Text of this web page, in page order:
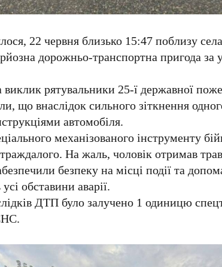
22 червня близько 15:47 поблизу
дорожньо-транспортна пригода за
виклик рятувальники 25-ї державної
що внаслідок сильного зіткнення
автомобіля.
механізованого інструменту
На жаль, чоловік отримав
безпеку на місці події та
обставини аварії.
ДТП було залучено 1 одиницю